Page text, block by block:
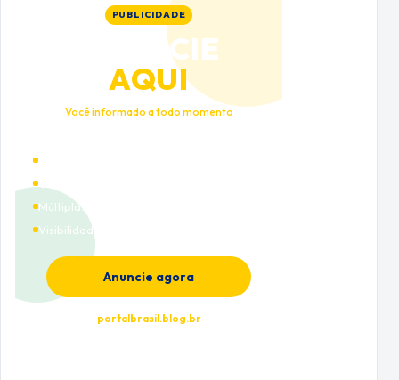
PUBLICIDADE
ANUNCIE
AQUI
Você informado a todo momento
Cobertura nacional
Múltiplas categorias
Visibilidade premium
Anuncie agora
portalbrasil.blog.br